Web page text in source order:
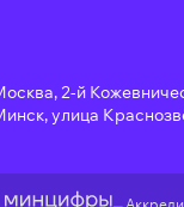
2-й
улица